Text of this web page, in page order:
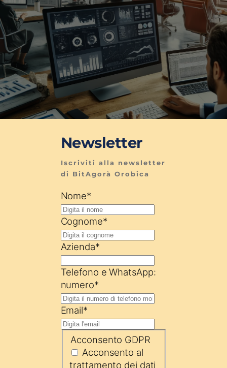
Newsletter
Iscriviti alla newsletter
di BitAgorà Orobica
Nome*
Cognome*
Azienda*
Telefono e WhatsApp:
numero*
Email*
Acconsento GDPR
Acconsento al
trattamento dei dati